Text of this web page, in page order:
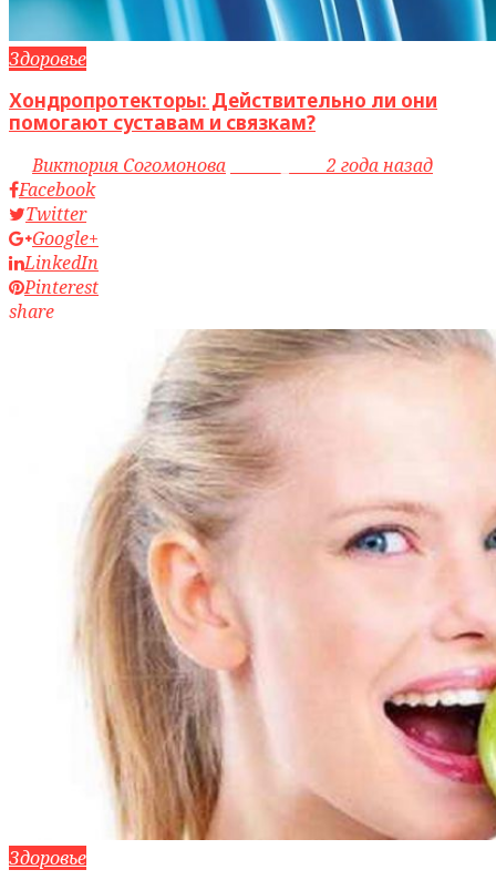
Здоровье
Хондропротекторы: Действительно ли они
помогают суставам и связкам?
byВиктория Согомонова access_time2 года назад
Facebook
Twitter
Google+
LinkedIn
Pinterest
share
Здоровье